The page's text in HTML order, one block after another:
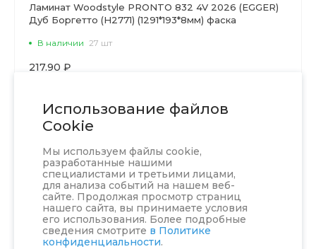
Использование файлов
Cookie
Мы используем файлы cookie,
разработанные нашими
специалистами и третьими лицами,
для анализа событий на нашем веб-
сайте. Продолжая просмотр страниц
нашего сайта, вы принимаете условия
его использования. Более подробные
сведения смотрите в Политике
конфиденциальности.
Ламинат Woodstyle PRONTO 832 4V 2026 (EGGER)
Дуб Боргетто (Н2771) (1291*193*8мм) фаска
В наличии 27 шт
217.90 ₽